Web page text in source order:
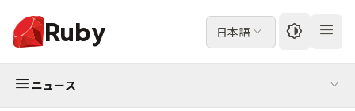
Ruby 日本語
ニュース